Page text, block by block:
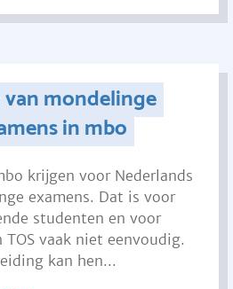
mondelinge
in mbo
krijgen voor Nederlands
examens. Dat is voor
studenten en voor
vaak niet eenvoudig.
kan hen...